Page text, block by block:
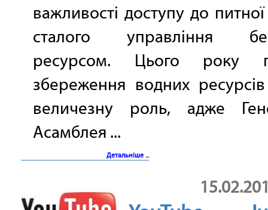
важливості доступу до
сталого управління
ресурсом. Цього року
збереження водних
величезну роль, адже
Асамблея ...
Детальніше ...